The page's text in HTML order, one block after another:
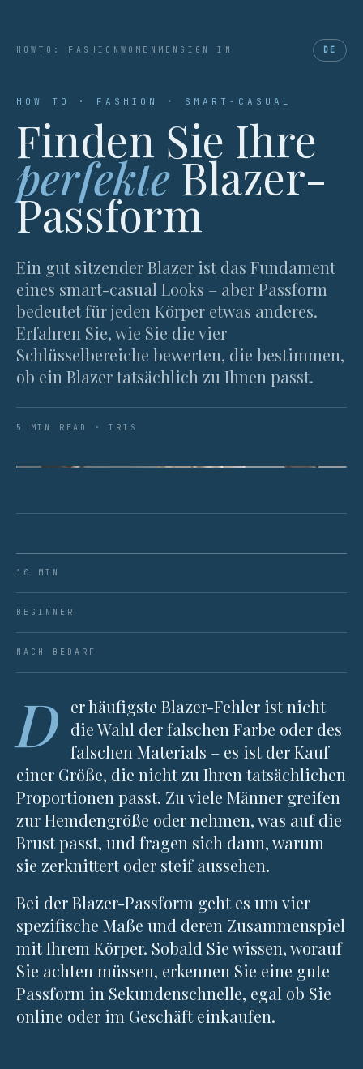
HOWTO: FASHION WOMEN MEN SIGN IN DE
HOW TO · FASHION · SMART-CASUAL
Finden Sie Ihre
perfekteBlazer-
Passform
Ein gut sitzender Blazer ist das Fundament
eines smart-casual Looks – aber Passform
bedeutet für jeden Körper etwas anderes.
Erfahren Sie, wie Sie die vier
Schlüsselbereiche bewerten, die bestimmen,
ob ein Blazer tatsächlich zu Ihnen passt.
5 MIN READ · IRIS
ABB. 01 · SCHULTERNÄHTE SOLLTEN GENAU DORT
10 MIN
BEGINNER
NACH BEDARF
D er häufigste Blazer-Fehler ist nicht
die Wahl der falschen Farbe oder des
falschen Materials – es ist der Kauf
einer Größe, die nicht zu Ihren tatsächlichen
Proportionen passt. Zu viele Männer greifen
zur Hemdengröße oder nehmen, was auf die
Brust passt, und fragen sich dann, warum
sie zerknittert oder steif aussehen.
Bei der Blazer-Passform geht es um vier
spezifische Maße und deren Zusammenspiel
mit Ihrem Körper. Sobald Sie wissen, worauf
Sie achten müssen, erkennen Sie eine gute
Passform in Sekundenschnelle, egal ob Sie
online oder im Geschäft einkaufen.